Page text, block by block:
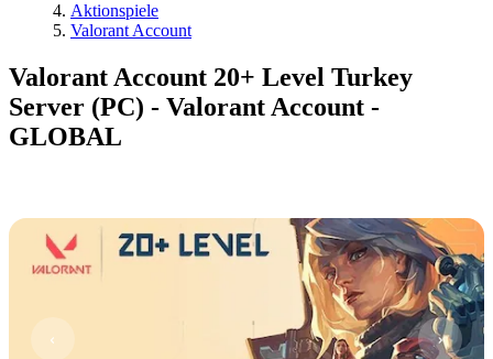
Aktionspiele
Valorant Account
Valorant Account 20+ Level Turkey
Server (PC) - Valorant Account -
GLOBAL